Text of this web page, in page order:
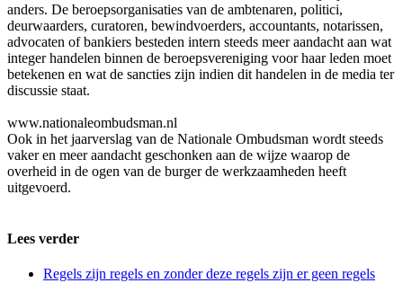
anders. De beroepsorganisaties van de ambtenaren, politici,
deurwaarders, curatoren, bewindvoerders, accountants, notarissen,
advocaten of bankiers besteden intern steeds meer aandacht aan wat
integer handelen binnen de beroepsvereniging voor haar leden moet
betekenen en wat de sancties zijn indien dit handelen in de media ter
discussie staat.
www.nationaleombudsman.nl
Ook in het jaarverslag van de Nationale Ombudsman wordt steeds
vaker en meer aandacht geschonken aan de wijze waarop de
overheid in de ogen van de burger de werkzaamheden heeft
uitgevoerd.
Lees verder
Regels zijn regels en zonder deze regels zijn er geen regels